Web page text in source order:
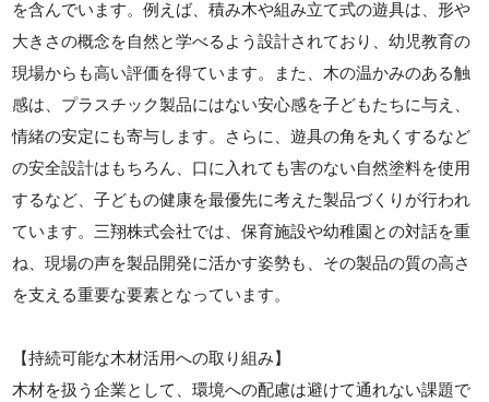
を含んでいます。例えば、積み木や組み立て式の遊具は、形や
大きさの概念を自然と学べるよう設計されており、幼児教育の
現場からも高い評価を得ています。また、木の温かみのある触
感は、プラスチック製品にはない安心感を子どもたちに与え、
情緒の安定にも寄与します。さらに、遊具の角を丸くするなど
の安全設計はもちろん、口に入れても害のない自然塗料を使用
するなど、子どもの健康を最優先に考えた製品づくりが行われ
ています。三翔株式会社では、保育施設や幼稚園との対話を重
ね、現場の声を製品開発に活かす姿勢も、その製品の質の高さ
を支える重要な要素となっています。
【持続可能な木材活用への取り組み】
木材を扱う企業として、環境への配慮は避けて通れない課題で